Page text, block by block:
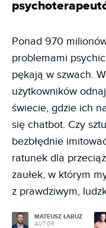
Ponad 970
problemami
pękają w szwach.
użytkowników
świecie, gdzie ich
się chatbot. Czy
bezbłędnie
ratunek dla
zaułek, w którym
z prawdziwym,
MATEUSZ ŁABUZ
AUTOR